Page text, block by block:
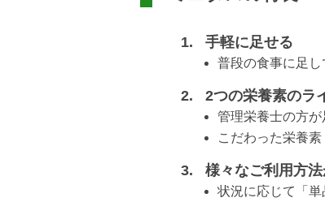
手軽に足せる
普段の食事に足
2つの栄養素のラ
管理栄養士の方
こだわった栄養
様々なご利用方
状況に応じて「